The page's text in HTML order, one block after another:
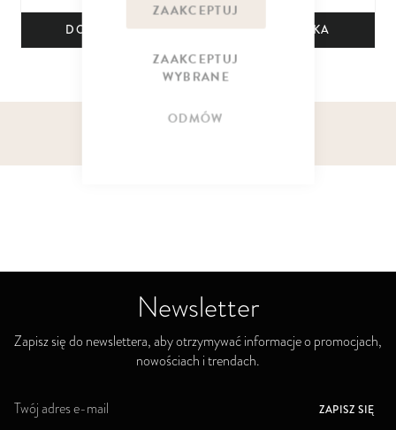
ZAAKCEPTUJ
ZAAKCEPTUJ
WYBRANE
ODMÓW
wymagającej regeneracji i
DO KOSZYKA
wieku
DO KOSZYKA
Newsletter
Zapisz się do newslettera, aby otrzymywać informacje o promocjach,
nowościach i trendach.
S
ZAPISZ SIĘ